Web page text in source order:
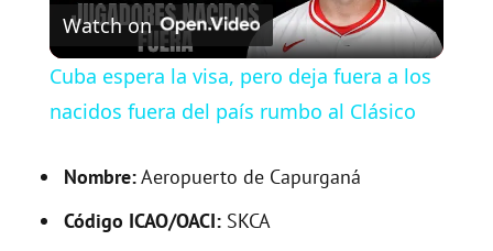
l
a
y
Watch on
Cuba espera la visa, pero deja fuera a los
nacidos fuera del país rumbo al Clásico
Nombre:Aeropuerto de Capurganá
Código ICAO/OACI: SKCA